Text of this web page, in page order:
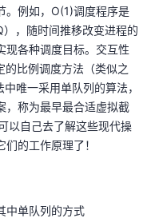
。例如，O(1)调度程序是
，随时间推移改变进程的
现各种调度目标。交互性
比例调度方法（类似之
唯一采用单队列的算法，
，称为最早最合适虚拟截
以自己去了解这些现代操
的工作原理了！
中单队列的方式